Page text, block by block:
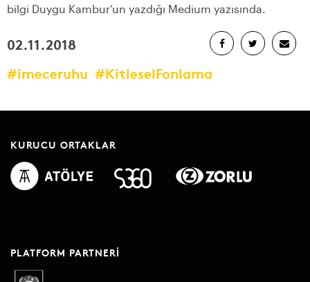
bilgi Duygu Kambur’un yazdığı Medium yazısında.
02.11.2018
#imeceruhu #KitleselFonlama
KURUCU ORTAKLAR
PLATFORM PARTNERI